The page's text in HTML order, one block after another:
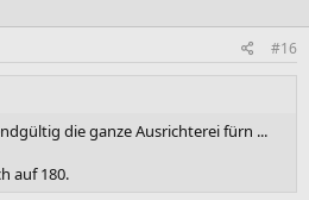
#16
die ganze Ausrichterei fürn ...
auf 180.